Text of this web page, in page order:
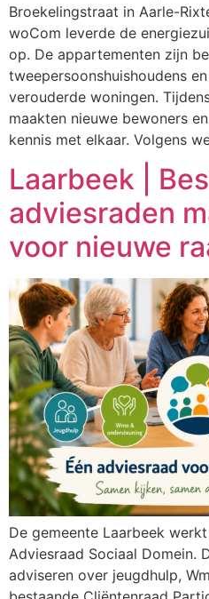
Broekelingstraat in Aarle-
woCom leverde de
op. De appartementen zijn
tweepersoonshuishoudens
verouderde woningen.
maakten nieuwe bewoners
kennis met elkaar. Volgens
Laarbeek |
adviesraden
voor nieuwe
De gemeente Laarbeek
Adviesraad Sociaal Domein.
adviseren over jeugdhulp,